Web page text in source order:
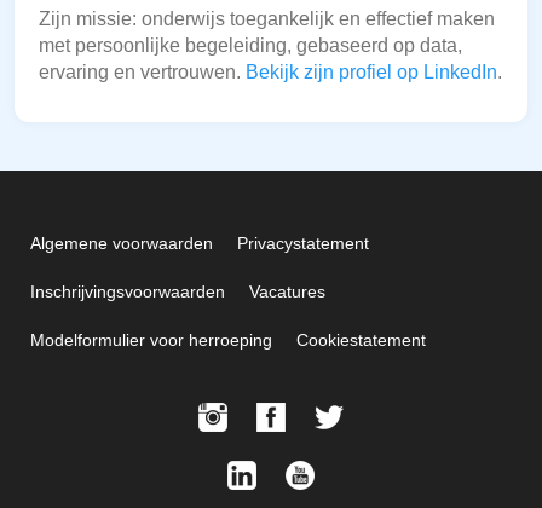
Zijn missie: onderwijs toegankelijk en effectief maken
met persoonlijke begeleiding, gebaseerd op data,
ervaring en vertrouwen. Bekijk zijn profiel op LinkedIn.
Algemene voorwaarden Privacystatement
Inschrijvingsvoorwaarden Vacatures
Modelformulier voor herroeping Cookiestatement